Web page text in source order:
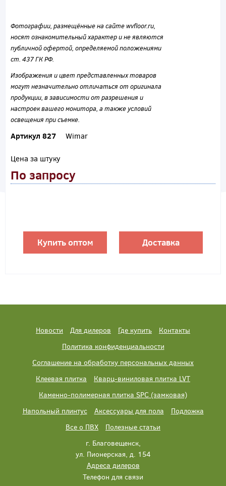
Фотографии, размещённые на сайте wvfloor.ru,
носят ознакомительный характер и не являются
публичной офертой, определяемой положениями
ст. 437 ГК РФ.
Изображения и цвет представленных товаров
могут незначительно отличаться от оригинала
продукции, в зависимости от разрешения и
настроек вашего монитора, а также условий
освещения при съемке.
Артикул 827 Wimar
Цена за штуку
По запросу
Купить оптом Доставка
Новости Для дилеров Где купить
Контакты
Политика конфиденциальности
Соглашение на обработку персональных данных
Клеевая плитка
Кварц-виниловая плитка LVT
Каменно-полимерная плитка SPC (замковая)
Напольный плинтус
Аксессуары для пола
Подложка
Все о ПВХ
Полезные статьи
г. Благовещенск,
ул. Пионерская, д. 154
Адреса дилеров
Телефон для связи